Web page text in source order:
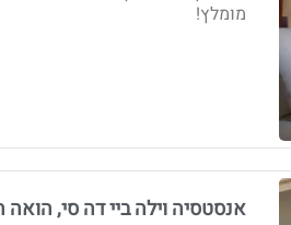
מומלץ!
אנסטסיה וילה ביי דה סי, הואה